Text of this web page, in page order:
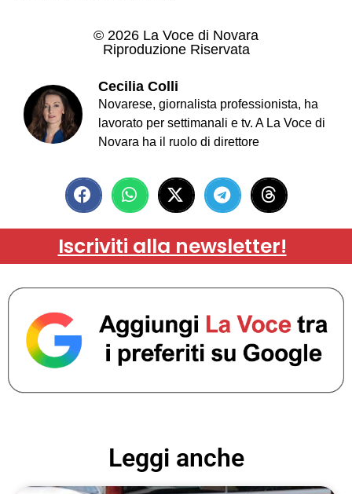
© 2026 La Voce di Novara
Riproduzione Riservata
Cecilia Colli
Novarese, giornalista professionista, ha
lavorato per settimanali e tv. A La Voce di
Novara ha il ruolo di direttore
Iscriviti alla newsletter!
Leggi anche